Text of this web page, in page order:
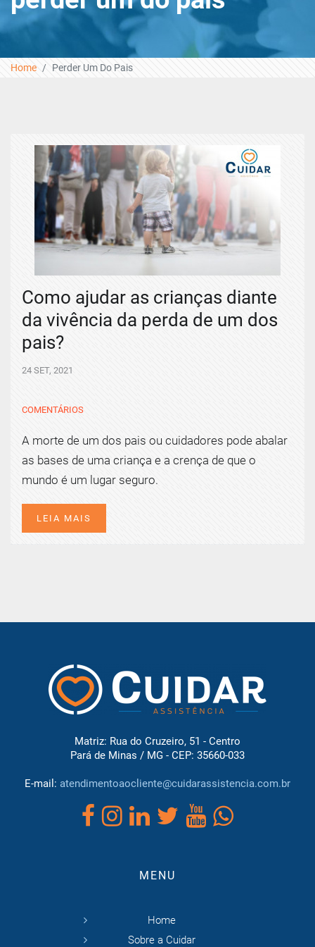
Home Perder Um Do Pais
Como ajudar as crianças diante
da vivência da perda de um dos
pais?
24 SET, 2021
COMENTÁRIOS
A morte de um dos pais ou cuidadores pode abalar
as bases de uma criança e a crença de que o
mundo é um lugar seguro.
LEIA MAIS
Matriz: Rua do Cruzeiro, 51 - Centro
Pará de Minas / MG - CEP: 35660-033
E-mail: atendimentoaocliente@cuidarassistencia.com.br
MENU
Home
Sobre a Cuidar